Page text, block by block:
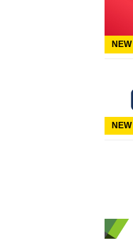
NEW
NEW